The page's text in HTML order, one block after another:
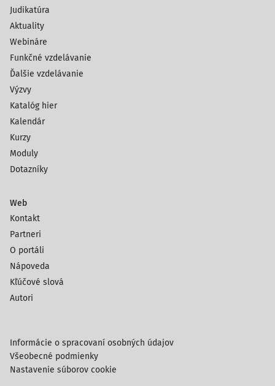
Judikatúra
Aktuality
Webináre
Funkčné vzdelávanie
Ďalšie vzdelávanie
Výzvy
Katalóg hier
Kalendár
Kurzy
Moduly
Dotazníky
Web
Kontakt
Partneri
O portáli
Nápoveda
Kľúčové slová
Autori
Informácie o spracovaní osobných údajov
Všeobecné podmienky
Nastavenie súborov cookie